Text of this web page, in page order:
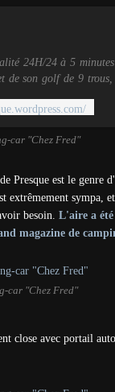
24H/24 à 5
de son golf de 9
car "Chez Fred"
Presque est le genre
extrêmement sympa,
besoin. L'aire a été
magazine de
car "Chez Fred"
close avec portail